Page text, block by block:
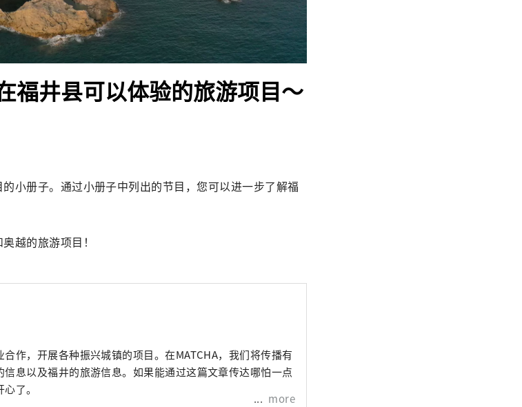
福井县可以体验的旅游项目～
小册子。通过小册子中列出的节目，您可以进一步了解福
越的旅游项目！
作，开展各种振兴城镇的项目。在MATCHA，我们将传播有
息以及福井的旅游信息。如果能通过这篇文章传达哪怕一点
了。
more